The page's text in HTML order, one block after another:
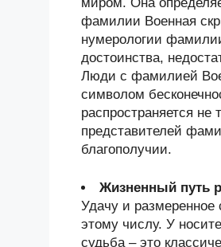
фамилии Военная
нумерологии
достоинства,
Люди с фамилией
символом
распространяется
представителей
благополучии.
Жизненный путь
Удачу и размеренное
этому числу. У
судьба – это